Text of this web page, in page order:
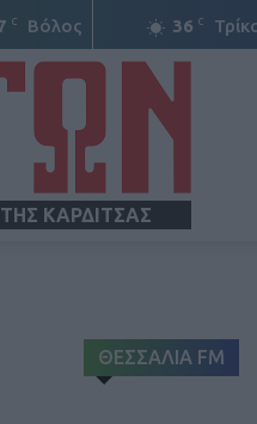
C Βόλος 36 C
ΚΑΡΔΙΤΣΑΣ
ΘΕΣΣΑΛΙΑ FM